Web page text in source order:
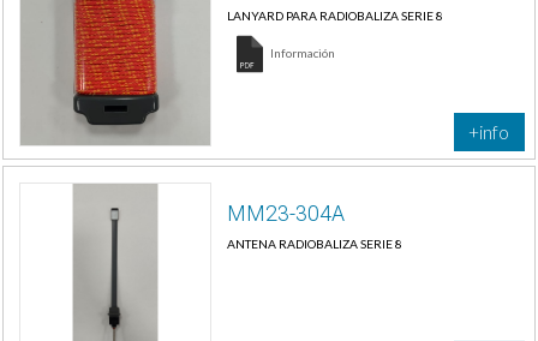
LANYARD PARA RADIOBALIZA SERIE 8
Información
+info
MM23-304A
ANTENA RADIOBALIZA SERIE 8